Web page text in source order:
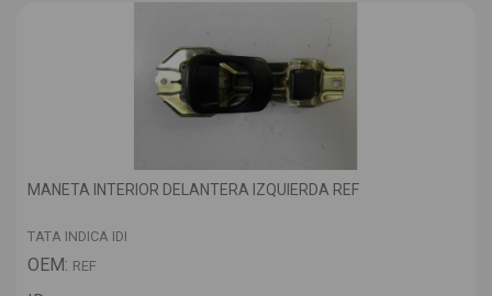
MANETA INTERIOR DELANTERA IZQUIERDA REF
TATA INDICA IDI
OEM: REF